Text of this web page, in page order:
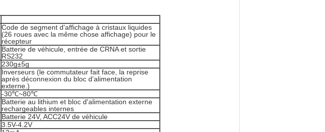
Code de segment d'affichage à cristaux liquides
(26 roues avec la même chose affichage) pour le
récepteur
Batterie de véhicule, entrée de CRNA et sortie
RS232
230g±5g
Inverseurs (le commutateur fait face, la reprise
après déconnexion du bloc d'alimentation
externe.)
-30℃~80℃
Batterie au lithium et bloc d'alimentation externe
rechargeables internes
Batterie 24V, ACC24V de véhicule
3.5V-4.2V